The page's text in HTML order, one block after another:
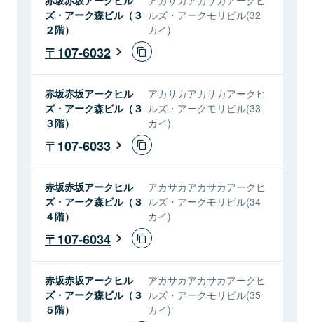
ズ・アーク森ビル（３
２階）
ルズ・アークモリビル(32
カイ)
107-6032
赤坂赤坂アークヒル
ズ・アーク森ビル（３
３階）
アカサカアカサカアークヒ
ルズ・アークモリビル(33
カイ)
107-6033
赤坂赤坂アークヒル
ズ・アーク森ビル（３
４階）
アカサカアカサカアークヒ
ルズ・アークモリビル(34
カイ)
107-6034
赤坂赤坂アークヒル
ズ・アーク森ビル（３
５階）
アカサカアカサカアークヒ
ルズ・アークモリビル(35
カイ)